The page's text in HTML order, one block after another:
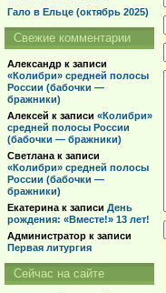
Гало в Ельце (октябрь 2025)
Свежие комментарии
Александр к записи
«Колибри» средней полосы
России (бабочки —
бражники)
Алексей к записи «Колибри»
средней полосы России
(бабочки — бражники)
Светлана к записи
«Колибри» средней полосы
России (бабочки —
бражники)
Екатерина к записи День
рождения: «Вместе!» 13 лет!
Администратор к записи
Первая литургия
Сейчас на сайте